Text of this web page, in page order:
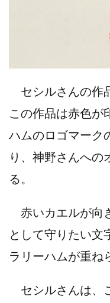
セシルさんの作
この作品は赤色が
ハムのロゴマーク
り、神野さんへの
る。
赤いカエルが向
として守りたい文
ラリーハムが重ね
セシルさんは、